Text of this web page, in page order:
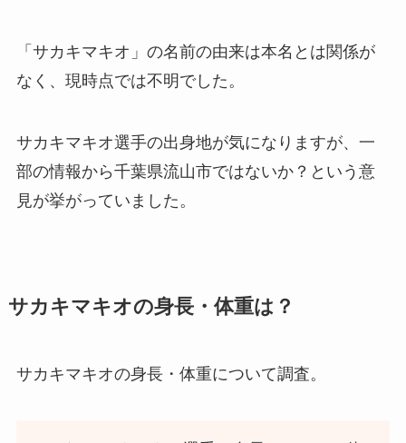
「サカキマキオ」の名前の由来は本名とは関係が
なく、現時点では不明でした。
サカキマキオ選手の出身地が気になりますが、一
部の情報から千葉県流山市ではないか？という意
見が挙がっていました。
サカキマキオの身長・体重は？
サカキマキオの身長・体重について調査。